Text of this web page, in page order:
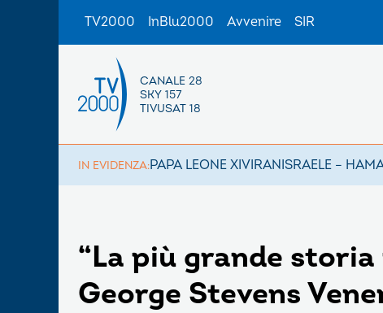
TV2000 InBlu2000 Avvenire SIR
CANALE 28
SKY 157
TIVUSAT 18
IN EVIDENZA:PAPA LEONE XIVIRANISRAELE –
“La più grande
George Stevens